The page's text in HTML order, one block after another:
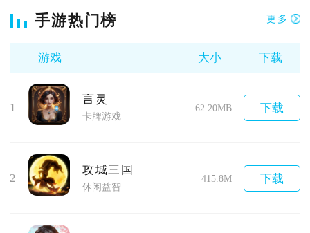
手游热门榜 更多
游戏 大小 下载
1
言灵
卡牌游戏
62.20MB 下载
2
攻城三国
休闲益智
415.8M 下载